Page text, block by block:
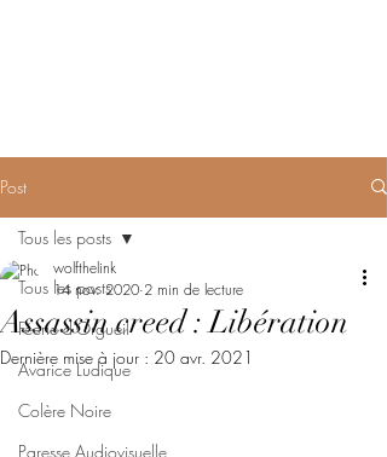
Post
Tous les posts
Féerie d'Orgueil
Avarice Ludique
Colère Noire
Paresse Audiovisuelle
Tous les posts
Assassin creed : Libération
wolfthelink
14 nov. 2020 2 min de lecture
Dernière mise à jour : 20 avr. 2021